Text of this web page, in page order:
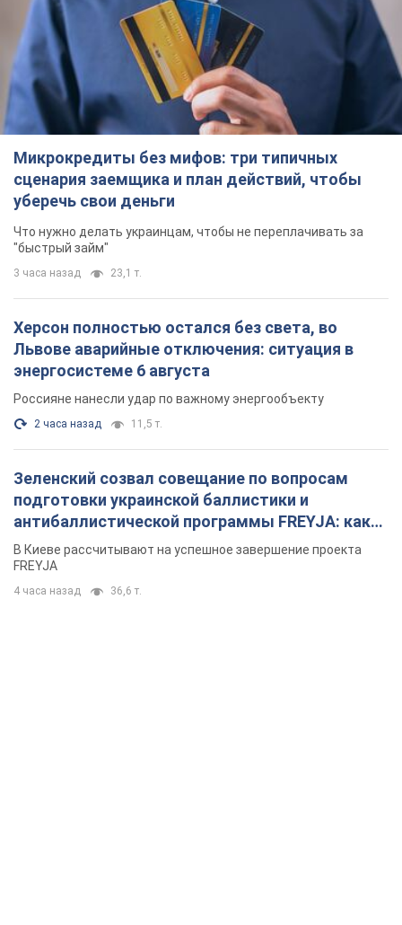
Микрокредиты без мифов: три типичных
сценария заемщика и план действий, чтобы
уберечь свои деньги
Что нужно делать украинцам, чтобы не переплачивать за
"быстрый займ"
3 часа назад 23,1 т.
Херсон полностью остался без света, во
Львове аварийные отключения: ситуация в
энергосистеме 6 августа
Россияне нанесли удар по важному энергообъекту
2 часа назад 11,5 т.
Зеленский созвал совещание по вопросам
подготовки украинской баллистики и
антибаллистической программы FREYJA: какие
решения готовятся
В Киеве рассчитывают на успешное завершение проекта
FREYJA
4 часа назад 36,6 т.